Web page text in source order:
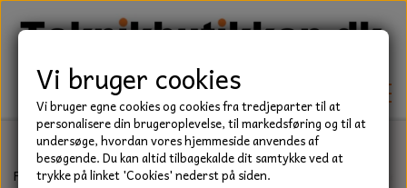
TEKNIK
Forside Befæstelse Bolte Stålsætbolt, Elgalvaniseret, Kvalitet
Vi bruger cookies
Vi bruger egne cookies og cookies fra tredjeparter til at
personalisere din brugeroplevelse, til markedsføring og til at
undersøge, hvordan vores hjemmeside anvendes af
besøgende. Du kan altid tilbagekalde dit samtykke ved at
trykke på linket 'Cookies' nederst på siden.